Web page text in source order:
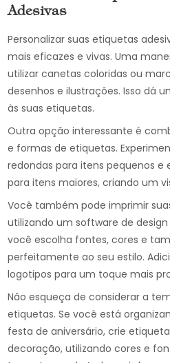
Adesivas
Personalizar suas etiquetas
mais eficazes e vivas. Uma
utilizar canetas coloridas ou
desenhos e ilustrações. Isso dá
às suas etiquetas.
Outra opção interessante é
e formas de etiquetas.
redondas para itens pequenos e
para itens maiores, criando um
Você também pode imprimir
utilizando um software de
você escolha fontes, cores e
perfeitamente ao seu estilo.
logotipos para um toque mais
Não esqueça de considerar a
etiquetas. Se você está
festa de aniversário, crie
decoração, utilizando cores e